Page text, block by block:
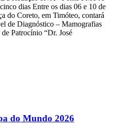
dias Entre os dias 06 e 10 de
do Coreto, em Timóteo, contará
de Diagnóstico – Mamografias
Patrocínio “Dr. José
do Mundo 2026